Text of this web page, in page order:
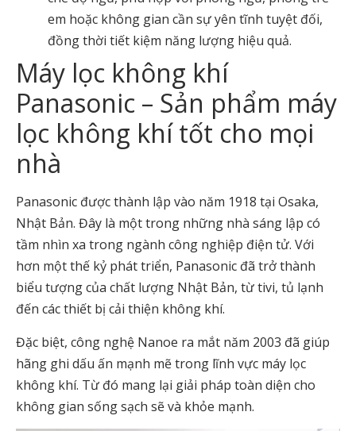
em hoặc không gian cần sự yên tĩnh tuyệt đối,
đồng thời tiết kiệm năng lượng hiệu quả.
Máy lọc không khí
Panasonic – Sản phẩm máy
lọc không khí tốt cho mọi
nhà
Panasonic được thành lập vào năm 1918 tại Osaka,
Nhật Bản. Đây là một trong những nhà sáng lập có
tầm nhìn xa trong ngành công nghiệp điện tử. Với
hơn một thế kỷ phát triển, Panasonic đã trở thành
biểu tượng của chất lượng Nhật Bản, từ tivi, tủ lạnh
đến các thiết bị cải thiện không khí.
Đặc biệt, công nghệ Nanoe ra mắt năm 2003 đã giúp
hãng ghi dấu ấn mạnh mẽ trong lĩnh vực máy lọc
không khí. Từ đó mang lại giải pháp toàn diện cho
không gian sống sạch sẽ và khỏe mạnh.